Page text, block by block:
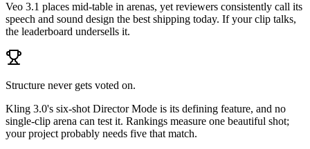
Veo 3.1 places mid-table in arenas, yet reviewers consistently call its
speech and sound design the best shipping today. If your clip talks,
the leaderboard undersells it.
Structure never gets voted on.
Kling 3.0's six-shot Director Mode is its defining feature, and no
single-clip arena can test it. Rankings measure one beautiful shot;
your project probably needs five that match.